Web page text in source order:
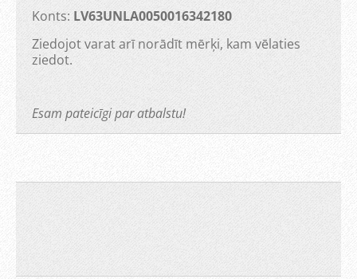
Konts: LV63UNLA0050016342180
Ziedojot varat arī norādīt mērķi, kam vēlaties
ziedot.
Esam pateicīgi par atbalstu!